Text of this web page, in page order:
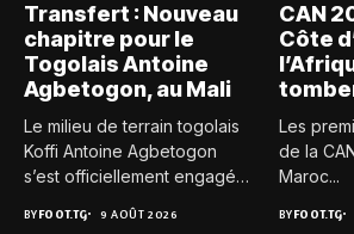
Transfert : Nouveau
chapitre pour le
Togolais Antoine
Agbetogon, au Mali
Le milieu de terrain togolais
Koffi Antoine Agbetogon
s’est officiellement engagé
BYFOOT.TG 9 AOÛT 2026
CAN
Côte
Les
de la
Maroc...
BYFOOT.TG